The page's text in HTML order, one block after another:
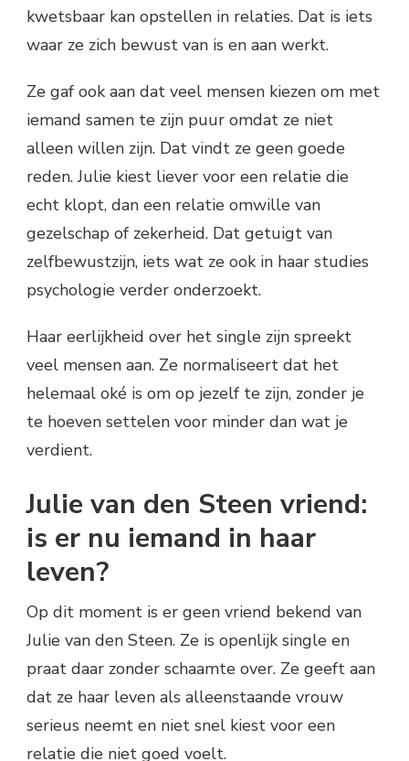
kwetsbaar kan opstellen in relaties. Dat is iets
waar ze zich bewust van is en aan werkt.
Ze gaf ook aan dat veel mensen kiezen om met
iemand samen te zijn puur omdat ze niet
alleen willen zijn. Dat vindt ze geen goede
reden. Julie kiest liever voor een relatie die
echt klopt, dan een relatie omwille van
gezelschap of zekerheid. Dat getuigt van
zelfbewustzijn, iets wat ze ook in haar studies
psychologie verder onderzoekt.
Haar eerlijkheid over het single zijn spreekt
veel mensen aan. Ze normaliseert dat het
helemaal oké is om op jezelf te zijn, zonder je
te hoeven settelen voor minder dan wat je
verdient.
Julie van den Steen vriend:
is er nu iemand in haar
leven?
Op dit moment is er geen vriend bekend van
Julie van den Steen. Ze is openlijk single en
praat daar zonder schaamte over. Ze geeft aan
dat ze haar leven als alleenstaande vrouw
serieus neemt en niet snel kiest voor een
relatie die niet goed voelt.